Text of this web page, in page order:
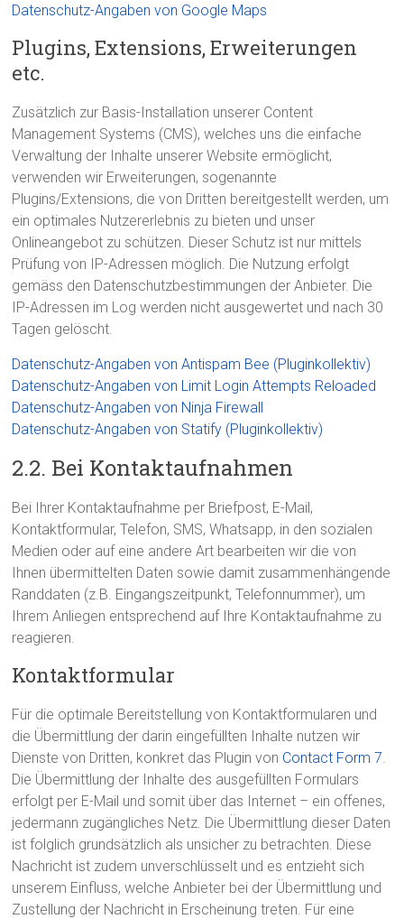
Datenschutz-Angaben von Google Maps
Plugins, Extensions, Erweiterungen
etc.
Zusätzlich zur Basis-Installation unserer Content
Management Systems (CMS), welches uns die einfache
Verwaltung der Inhalte unserer Website ermöglicht,
verwenden wir Erweiterungen, sogenannte
Plugins/Extensions, die von Dritten bereitgestellt werden, um
ein optimales Nutzererlebnis zu bieten und unser
Onlineangebot zu schützen. Dieser Schutz ist nur mittels
Prüfung von IP-Adressen möglich. Die Nutzung erfolgt
gemäss den Datenschutzbestimmungen der Anbieter. Die
IP-Adressen im Log werden nicht ausgewertet und nach 30
Tagen gelöscht.
Datenschutz-Angaben von Antispam Bee (Pluginkollektiv)
Datenschutz-Angaben von Limit Login Attempts Reloaded
Datenschutz-Angaben von Ninja Firewall
Datenschutz-Angaben von Statify (Pluginkollektiv)
2.2. Bei Kontaktaufnahmen
Bei Ihrer Kontaktaufnahme per Briefpost, E-Mail,
Kontaktformular, Telefon, SMS, Whatsapp, in den sozialen
Medien oder auf eine andere Art bearbeiten wir die von
Ihnen übermittelten Daten sowie damit zusammenhängende
Randdaten (z.B. Eingangszeitpunkt, Telefonnummer), um
Ihrem Anliegen entsprechend auf Ihre Kontaktaufnahme zu
reagieren.
Kontaktformular
Für die optimale Bereitstellung von Kontaktformularen und
die Übermittlung der darin eingefüllten Inhalte nutzen wir
Dienste von Dritten, konkret das Plugin von Contact Form 7.
Die Übermittlung der Inhalte des ausgefüllten Formulars
erfolgt per E-Mail und somit über das Internet – ein offenes,
jedermann zugängliches Netz. Die Übermittlung dieser Daten
ist folglich grundsätzlich als unsicher zu betrachten. Diese
Nachricht ist zudem unverschlüsselt und es entzieht sich
unserem Einfluss, welche Anbieter bei der Übermittlung und
Zustellung der Nachricht in Erscheinung treten. Für eine